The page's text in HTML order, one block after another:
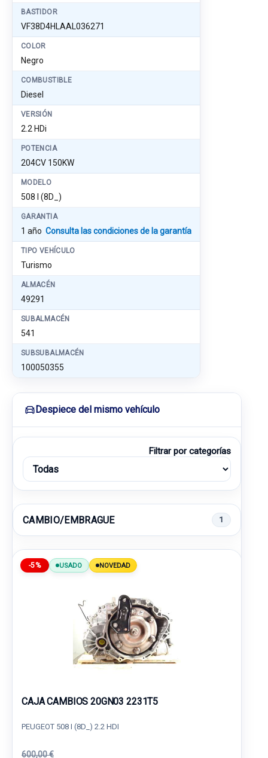
BASTIDOR
VF38D4HLAAL036271
COLOR
Negro
COMBUSTIBLE
Diesel
VERSIÓN
2.2 HDi
POTENCIA
204CV 150KW
MODELO
508 I (8D_)
GARANTIA
1 año Consulta las condiciones de la garantía
TIPO VEHÍCULO
Turismo
ALMACÉN
49291
SUBALMACÉN
541
SUBSUBALMACÉN
100050355
Despiece del mismo vehículo
Filtrar por categorías
CAMBIO/EMBRAGUE 1
-5% USADO NOVEDAD
CAJA CAMBIOS 20GN03 2231T5
PEUGEOT 508 I (8D_) 2.2 HDI
600,00 €